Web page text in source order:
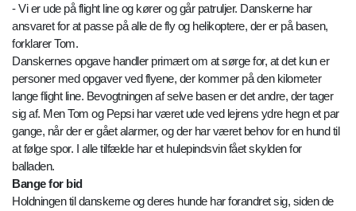
- Vi er ude på flight line og kører og går patruljer. Danskerne har
ansvaret for at passe på alle de fly og helikoptere, der er på basen,
forklarer Tom.
Danskernes opgave handler primært om at sørge for, at det kun er
personer med opgaver ved flyene, der kommer på den kilometer
lange flight line. Bevogtningen af selve basen er det andre, der tager
sig af. Men Tom og Pepsi har været ude ved lejrens ydre hegn et par
gange, når der er gået alarmer, og der har været behov for en hund til
at følge spor. I alle tilfælde har et hulepindsvin fået skylden for
balladen.
Bange for bid
Holdningen til danskerne og deres hunde har forandret sig, siden de